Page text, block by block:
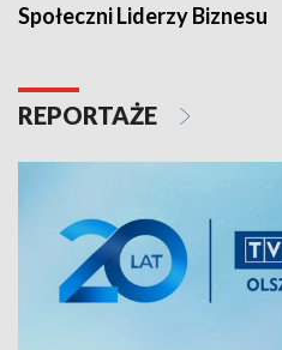
Społeczni Liderzy Biznesu
REPORTAŻE